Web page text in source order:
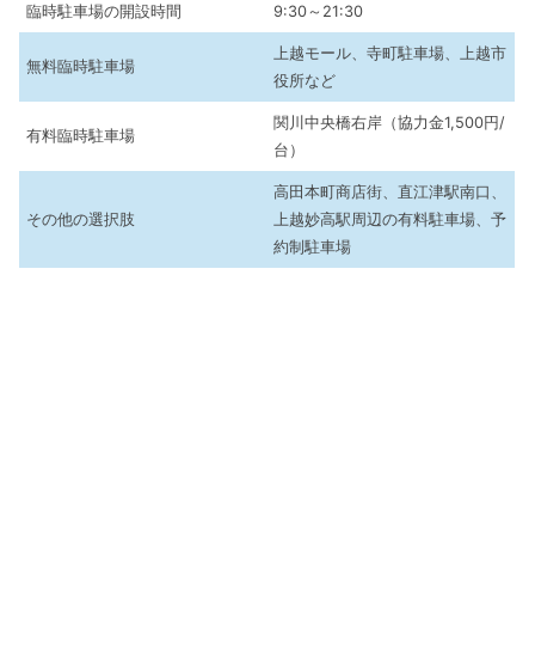
臨時駐車場の開設時間 9:30～21:30
無料臨時駐車場
上越モール、寺町駐車場、上越市
役所など
有料臨時駐車場
関川中央橋右岸（協力金1,500円/
台）
その他の選択肢
高田本町商店街、直江津駅南口、
上越妙高駅周辺の有料駐車場、予
約制駐車場